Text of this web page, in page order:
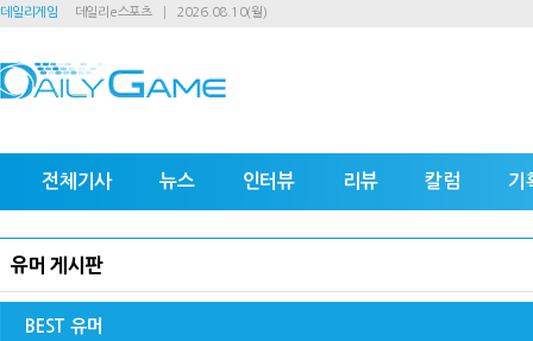
데일리게임 데일리e스포츠 2026.08.10(월)
전체기사 뉴스 인터뷰 리뷰 칼럼 기
유머 게시판
BEST 유머